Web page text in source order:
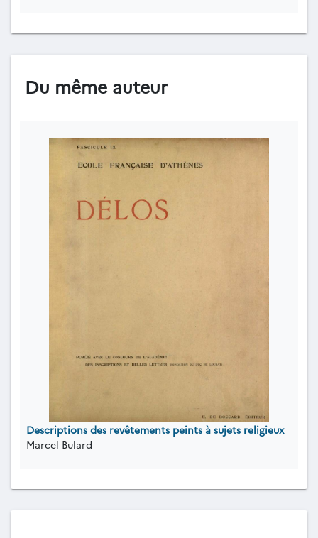
Du même auteur
Descriptions des revêtements peints à sujets religieux
Marcel Bulard